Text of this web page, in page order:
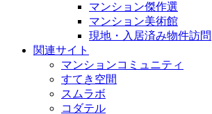
マンション傑作選
マンション美術館
現地・入居済み物件訪問
関連サイト
マンションコミュニティ
すてき空間
スムラボ
コダテル